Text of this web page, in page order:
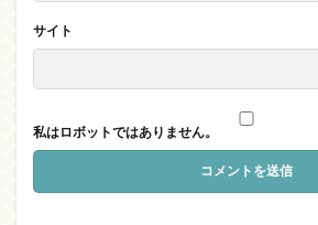
サイト
私はロボットではありません。